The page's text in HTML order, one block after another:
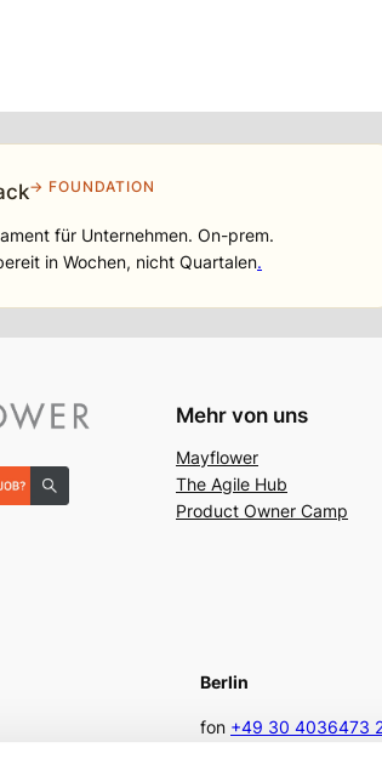
→ FOUNDATION
für Unternehmen. On-prem.
in Wochen, nicht Quartalen.
Mehr von uns
Mayflower
The Agile Hub
Product Owner Camp
Berlin
fon +49 30 4036473